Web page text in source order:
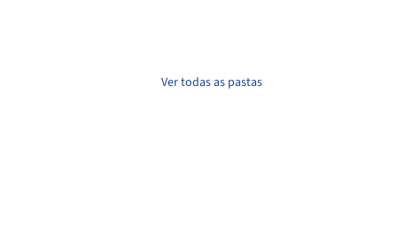
Ver todas as pastas